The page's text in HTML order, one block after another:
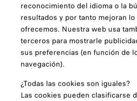
reconocimiento del idioma o la
resultados y por tanto mejoran lo
ofrecemos. Nuestra web usa
terceros para mostrarle
sus preferencias (en función de
navegación).
¿Todas las cookies son iguales?
Las cookies pueden clasificarse